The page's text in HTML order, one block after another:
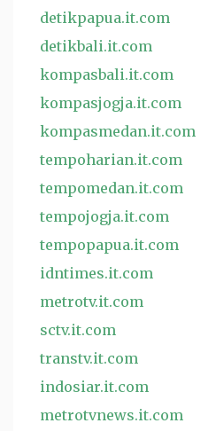
detikpapua.it.com
detikbali.it.com
kompasbali.it.com
kompasjogja.it.com
kompasmedan.it.com
tempoharian.it.com
tempomedan.it.com
tempojogja.it.com
tempopapua.it.com
idntimes.it.com
metrotv.it.com
sctv.it.com
transtv.it.com
indosiar.it.com
metrotvnews.it.com